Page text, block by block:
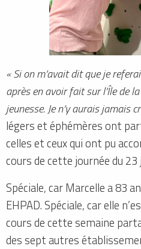
« Si on m’avait dit que je
après en avoir fait sur l’Île de
jeunesse. Je n’y aurais jamais
légers et éphémères ont
celles et ceux qui ont pu
cours de cette journée du 23
Spéciale, car Marcelle a 83
EHPAD. Spéciale, car elle
cours de cette semaine
des sept autres